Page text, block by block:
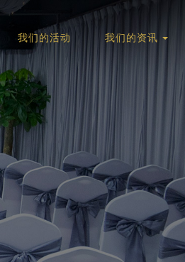
我们的活动 我们的资讯